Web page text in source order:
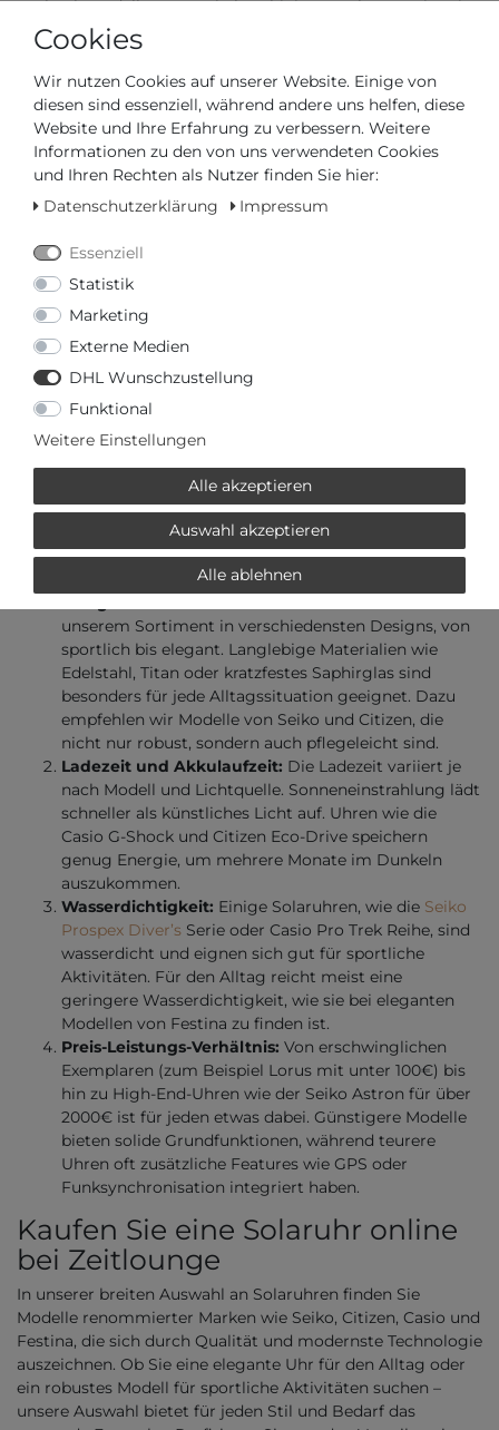
G-Shock-Modelle von Casio kombinieren Solarenergie mit
stoßfesten Uhrwerken und der Multiband-6-
Funktechnologie, die die Zeit automatisch synchronisiert.
Vorteile im Vergleich zu anderen
Uhrentypen
Solaruhren bieten nachhaltigen Komfort, da sie sich durch
Licht aufladen und keinen Batteriewechsel so wie bei
Quarzuhren benötigen. Sie sind zudem extrem zuverlässig
Innovative Solartechnik: Hohe Zuverlässigkeit
Lange Laufzeit ohne erneutes Aufladen
Präzise Zeitanzeige
Wartungsarm: kein Batteriewechsel nötig
Wichtige Kriterien beim Kauf
einer Solaruhr
Je nachdem, wie Ihr Alltag aussieht oder wie viel Geld Sie
ausgeben möchten, sollten Sie sich unbedingt
verschiedene Kaufkriterien anschauen, um das richtige
Exemplar zu finden:
unserem Sortiment in verschiedensten Designs, von
sportlich bis elegant. Langlebige Materialien wie
Edelstahl, Titan oder kratzfestes Saphirglas sind
besonders für jede Alltagssituation geeignet. Dazu
empfehlen wir Modelle von Seiko und Citizen, die
nicht nur robust, sondern auch pflegeleicht sind.
Ladezeit und Akkulaufzeit: Die Ladezeit variiert je
nach Modell und Lichtquelle. Sonneneinstrahlung lädt
schneller als künstliches Licht auf. Uhren wie die
Casio G-Shock und Citizen Eco-Drive speichern
genug Energie, um mehrere Monate im Dunkeln
auszukommen.
Wasserdichtigkeit: Einige Solaruhren, wie die Seiko
Prospex Diver’s Serie oder Casio Pro Trek Reihe, sind
wasserdicht und eignen sich gut für sportliche
Aktivitäten. Für den Alltag reicht meist eine
geringere Wasserdichtigkeit, wie sie bei eleganten
Modellen von Festina zu finden ist.
Preis-Leistungs-Verhältnis: Von erschwinglichen
Exemplaren (zum Beispiel Lorus mit unter 100€) bis
hin zu High-End-Uhren wie der Seiko Astron für über
2000€ ist für jeden etwas dabei. Günstigere Modelle
bieten solide Grundfunktionen, während teurere
Uhren oft zusätzliche Features wie GPS oder
Funksynchronisation integriert haben.
Kaufen Sie eine Solaruhr online
bei Zeitlounge
In unserer breiten Auswahl an Solaruhren finden Sie
Modelle renommierter Marken wie Seiko, Citizen, Casio und
Festina, die sich durch Qualität und modernste Technologie
auszeichnen. Ob Sie eine elegante Uhr für den Alltag oder
ein robustes Modell für sportliche Aktivitäten suchen –
unsere Auswahl bietet für jeden Stil und Bedarf das
Cookies
Wir nutzen Cookies auf unserer Website. Einige von
diesen sind essenziell, während andere uns helfen, diese
Website und Ihre Erfahrung zu verbessern. Weitere
Informationen zu den von uns verwendeten Cookies
und Ihren Rechten als Nutzer finden Sie hier:
Datenschutzerklärung
Impressum
Essenziell
Statistik
Marketing
Externe Medien
DHL Wunschzustellung
Funktional
Weitere Einstellungen
Alle akzeptieren
Auswahl akzeptieren
Alle ablehnen